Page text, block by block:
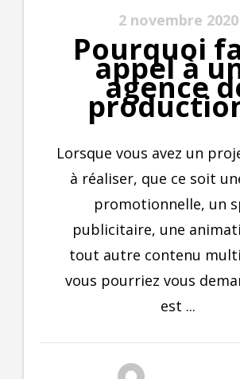
2 novembre 2020
Pourquoi
appel à
agence
Lorsque vous avez un
à réaliser, que ce soit
promotionnelle, un
publicitaire, une
tout autre contenu
vous pourriez vous
est ...